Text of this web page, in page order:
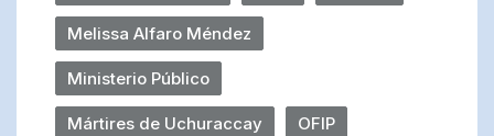
Melissa Alfaro Méndez
Ministerio Público
Mártires de Uchuraccay OFIP